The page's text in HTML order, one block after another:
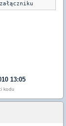
13:05
kodu